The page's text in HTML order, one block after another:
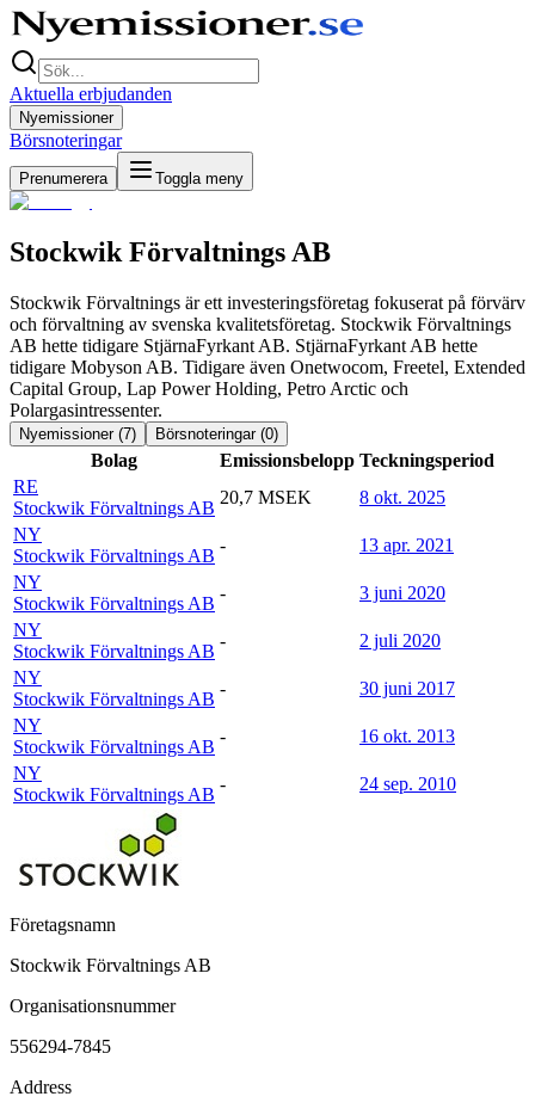
Aktuella erbjudanden
Nyemissioner
Börsnoteringar
Prenumerera Toggla meny
Stockwik Förvaltnings AB
Stockwik Förvaltnings är ett investeringsföretag fokuserat på förvärv
och förvaltning av svenska kvalitetsföretag. Stockwik Förvaltnings
AB hette tidigare StjärnaFyrkant AB. StjärnaFyrkant AB hette
tidigare Mobyson AB. Tidigare även Onetwocom, Freetel, Extended
Capital Group, Lap Power Holding, Petro Arctic och
Polargasintressenter.
Nyemissioner (7) Börsnoteringar (0)
Bolag Emissionsbelopp Teckningsperiod
RE
Stockwik Förvaltnings AB
20,7 MSEK
8 okt. 2025
NY
Stockwik Förvaltnings AB
-
13 apr. 2021
NY
Stockwik Förvaltnings AB
-
3 juni 2020
NY
Stockwik Förvaltnings AB
-
2 juli 2020
NY
Stockwik Förvaltnings AB
-
30 juni 2017
NY
Stockwik Förvaltnings AB
-
16 okt. 2013
NY
Stockwik Förvaltnings AB
- 24 sep. 2010
Företagsnamn
Stockwik Förvaltnings AB
Organisationsnummer
556294-7845
Address